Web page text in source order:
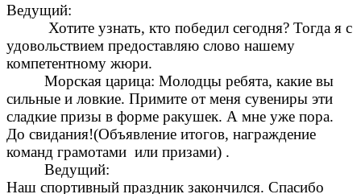
Ведущий:
Хотите узнать, кто победил сегодня? Тогда я с
удовольствием предоставляю слово нашему
компетентному жюри.
Морская царица: Молодцы ребята, какие вы
сильные и ловкие. Примите от меня сувениры эти
сладкие призы в форме ракушек. А мне уже пора.
До свидания!(Объявление итогов, награждение
команд грамотами или призами) .
Ведущий:
Наш спортивный праздник закончился. Спасибо